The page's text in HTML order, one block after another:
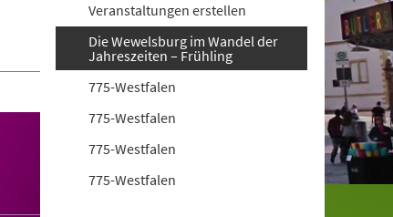
Veranstaltungen erstellen
Die Wewelsburg im Wandel der
Jahreszeiten – Frühling
775-Westfalen
775-Westfalen
775-Westfalen
775-Westfalen